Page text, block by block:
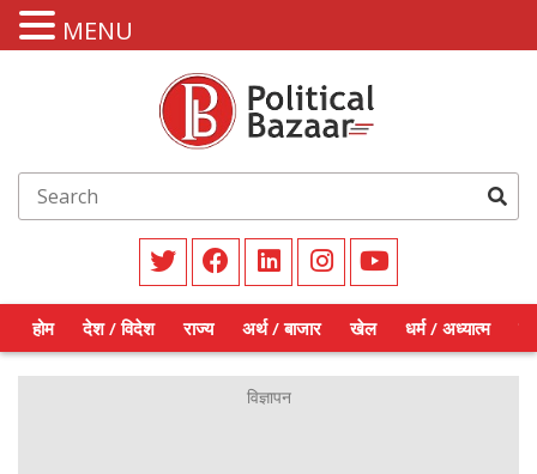
होम देश / विदेश राज्य अर्थ / बाजार खेल धर्म / अध्यात्म
MENU